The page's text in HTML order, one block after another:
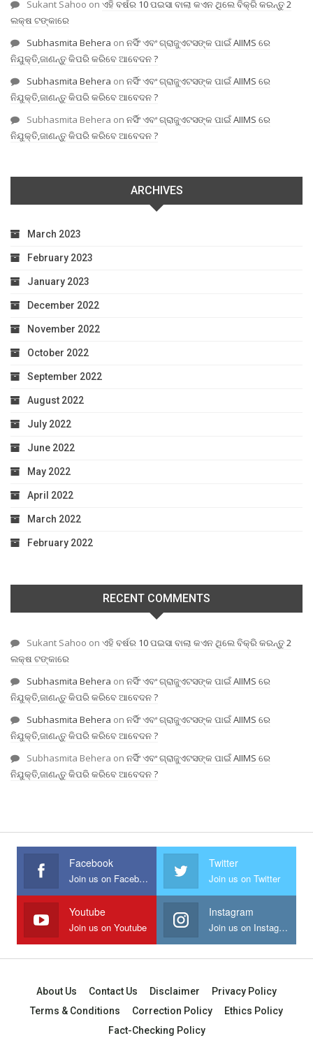
Sukant Sahoo on ଏହି ବର୍ଷର 10 ପଇସା ବାଲା କଏନ ଥିଲେ ବିକ୍ରି କରନ୍ତୁ 2
ଲକ୍ଷ ଟଙ୍କାରେ
Subhasmita Behera on ନର୍ସିଂ ଏବଂ ଗ୍ରାଜୁଏଟସଙ୍କ ପାଇଁ AIIMS ରେ
ନିଯୁକ୍ତି,ଜାଣନ୍ତୁ କିପରି କରିବେ ଆବେଦନ ?
Subhasmita Behera on ନର୍ସିଂ ଏବଂ ଗ୍ରାଜୁଏଟସଙ୍କ ପାଇଁ AIIMS ରେ
ନିଯୁକ୍ତି,ଜାଣନ୍ତୁ କିପରି କରିବେ ଆବେଦନ ?
Subhasmita Behera on ନର୍ସିଂ ଏବଂ ଗ୍ରାଜୁଏଟସଙ୍କ ପାଇଁ AIIMS ରେ
ନିଯୁକ୍ତି,ଜାଣନ୍ତୁ କିପରି କରିବେ ଆବେଦନ ?
ARCHIVES
March 2023
February 2023
January 2023
December 2022
November 2022
October 2022
September 2022
August 2022
July 2022
June 2022
May 2022
April 2022
March 2022
February 2022
RECENT COMMENTS
Sukant Sahoo on ଏହି ବର୍ଷର 10 ପଇସା ବାଲା କଏନ ଥିଲେ ବିକ୍ରି କରନ୍ତୁ 2
ଲକ୍ଷ ଟଙ୍କାରେ
Subhasmita Behera on ନର୍ସିଂ ଏବଂ ଗ୍ରାଜୁଏଟସଙ୍କ ପାଇଁ AIIMS ରେ
ନିଯୁକ୍ତି,ଜାଣନ୍ତୁ କିପରି କରିବେ ଆବେଦନ ?
Subhasmita Behera on ନର୍ସିଂ ଏବଂ ଗ୍ରାଜୁଏଟସଙ୍କ ପାଇଁ AIIMS ରେ
ନିଯୁକ୍ତି,ଜାଣନ୍ତୁ କିପରି କରିବେ ଆବେଦନ ?
Subhasmita Behera on ନର୍ସିଂ ଏବଂ ଗ୍ରାଜୁଏଟସଙ୍କ ପାଇଁ AIIMS ରେ
ନିଯୁକ୍ତି,ଜାଣନ୍ତୁ କିପରି କରିବେ ଆବେଦନ ?
Facebook
Join us on Facebook
Twitter
Join us on Twitter
Youtube
Join us on Youtube
Instagram
Join us on Instagram
About Us Contact Us Disclaimer
Privacy Policy
Terms & Conditions
Correction Policy
Ethics Policy
Fact-Checking Policy